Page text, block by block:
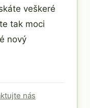
veškeré
tak moci
nový
nás